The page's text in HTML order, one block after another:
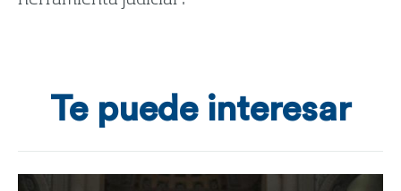
Te puede interesar